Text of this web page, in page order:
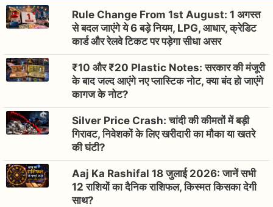
Rule Change From 1st August: 1 अगस्त
से बदल जाएंगे ये 6 बड़े नियम, LPG, आधार, क्रेडिट
कार्ड और रेलवे टिकट पर पड़ेगा सीधा असर
₹10 और ₹20 Plastic Notes: सरकार की मंजूरी
के बाद जल्द आएंगे नए प्लास्टिक नोट, क्या बंद हो जाएंगे
कागज के नोट?
Silver Price Crash: चांदी की कीमतों में बड़ी
गिरावट, निवेशकों के लिए खरीदारी का मौका या खतरे
की घंटी?
Aaj Ka Rashifal 18 जुलाई 2026: जानें सभी
12 राशियों का दैनिक राशिफल, किस्मत किसका देगी
साथ?